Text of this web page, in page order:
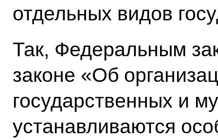
отдельных видов
Так, Федеральным
законе «Об
государственных и
устанавливаются